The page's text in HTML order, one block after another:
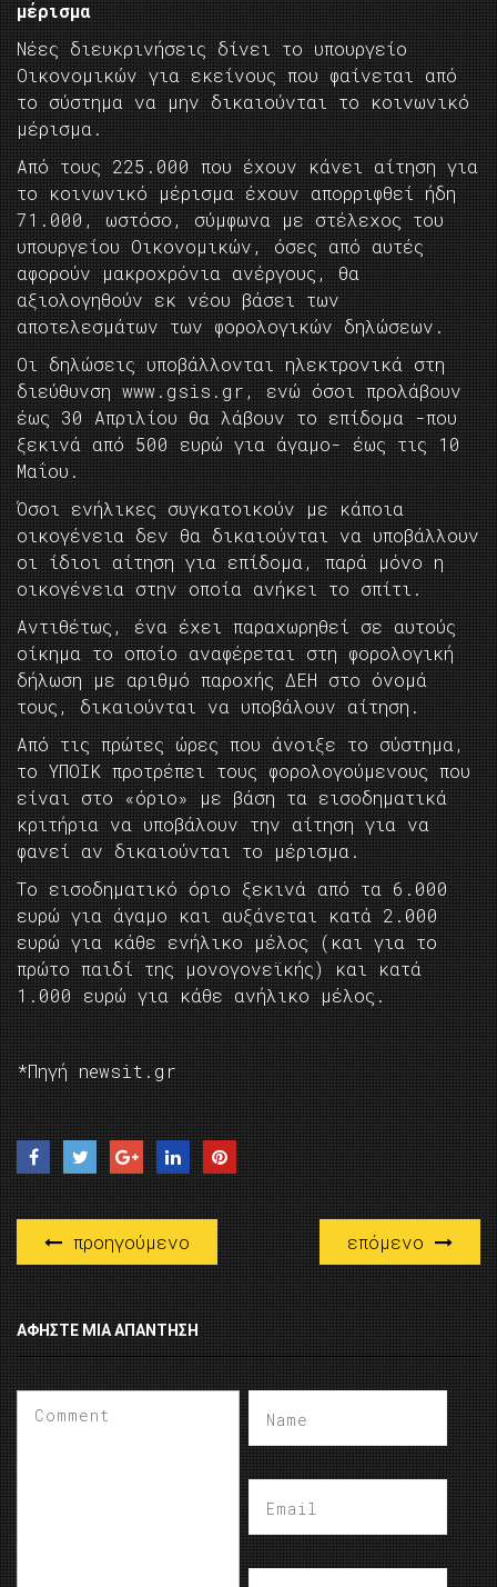
μέρισμα
Νέες διευκρινήσεις δίνει το υπουργείο
Οικονομικών για εκείνους που φαίνεται από
το σύστημα να μην δικαιούνται το κοινωνικό
μέρισμα.
Από τους 225.000 που έχουν κάνει αίτηση για
το κοινωνικό μέρισμα έχουν απορριφθεί ήδη
71.000, ωστόσο, σύμφωνα με στέλεχος του
υπουργείου Οικονομικών, όσες από αυτές
αφορούν μακροχρόνια ανέργους, θα
αξιολογηθούν εκ νέου βάσει των
αποτελεσμάτων των φορολογικών δηλώσεων.
Οι δηλώσεις υποβάλλονται ηλεκτρονικά στη
διεύθυνση www.gsis.gr, ενώ όσοι προλάβουν
έως 30 Απριλίου θα λάβουν το επίδομα -που
ξεκινά από 500 ευρώ για άγαμο- έως τις 10
Μαΐου.
Όσοι ενήλικες συγκατοικούν με κάποια
οικογένεια δεν θα δικαιούνται να υποβάλλουν
οι ίδιοι αίτηση για επίδομα, παρά μόνο η
οικογένεια στην οποία ανήκει το σπίτι.
Αντιθέτως, ένα έχει παραχωρηθεί σε αυτούς
οίκημα το οποίο αναφέρεται στη φορολογική
δήλωση με αριθμό παροχής ΔΕΗ στο όνομά
τους, δικαιούνται να υποβάλουν αίτηση.
Από τις πρώτες ώρες που άνοιξε το σύστημα,
το ΥΠΟΙΚ προτρέπει τους φορολογούμενους που
είναι στο «όριο» με βάση τα εισοδηματικά
κριτήρια να υποβάλουν την αίτηση για να
φανεί αν δικαιούνται το μέρισμα.
Το εισοδηματικό όριο ξεκινά από τα 6.000
ευρώ για άγαμο και αυξάνεται κατά 2.000
ευρώ για κάθε ενήλικο μέλος (και για το
πρώτο παιδί της μονογονεϊκής) και κατά
1.000 ευρώ για κάθε ανήλικο μέλος.
*Πηγή newsit.gr
προηγούμενο επόμενο
ΑΦΉΣΤΕ ΜΙΑ ΑΠΆΝΤΗΣΗ